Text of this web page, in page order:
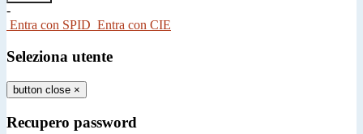
-
Entra con SPID Entra con CIE
Seleziona utente
button close ×
Recupero password